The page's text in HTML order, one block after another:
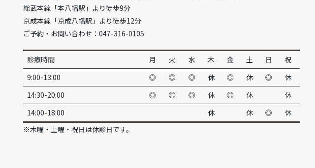
総武本線「本八幡駅」より徒歩9分
京成本線「京成八幡駅」より徒歩12分
ご予約・お問い合わせ：047-316-0105
診療時間 月 火 水 木 金 土 日
祝
9:00-13:00
◎ ◎ ◎ 休 ◎ 休 ◎
休
14:30-20:00
◎ ◎ ◎ 休 ◎ 休
休
14:00-18:00
休 休 ◎
休
※木曜・土曜・祝日は休診日です。